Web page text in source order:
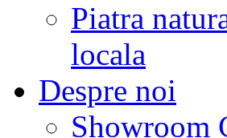
Piatra
locala
Despre noi
Showroom